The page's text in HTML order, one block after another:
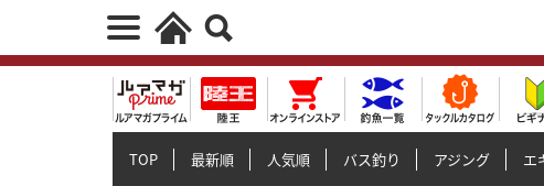
TOP 最新順 人気順 バス釣り アジング エ